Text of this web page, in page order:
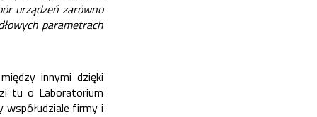
urządzeń zarówno
parametrach
innymi dzięki
tu o Laboratorium
współudziale firmy i